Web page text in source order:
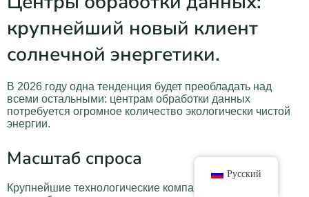
крупнейший новый клиент
солнечной энергетики.
В 2026 году одна тенденция будет преобладать над
всеми остальными: центрам обработки данных
потребуется огромное количество экологически чистой
энергии.
Масштаб спроса
Крупнейшие технологические компании заключают
Русский